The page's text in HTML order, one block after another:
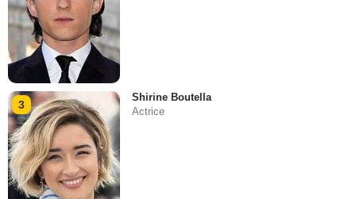
3
Shirine Boutella
Actrice